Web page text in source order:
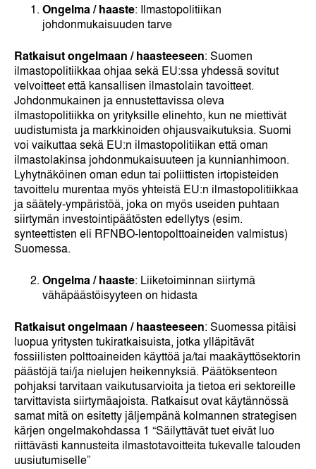
Ongelma / haaste: Ilmastopolitiikan
johdonmukaisuuden tarve
Ratkaisut ongelmaan / haasteeseen: Suomen
ilmastopolitiikkaa ohjaa sekä EU:ssa yhdessä sovitut
velvoitteet että kansallisen ilmastolain tavoitteet.
Johdonmukainen ja ennustettavissa oleva
ilmastopolitiikka on yrityksille elinehto, kun ne miettivät
uudistumista ja markkinoiden ohjausvaikutuksia. Suomi
voi vaikuttaa sekä EU:n ilmastopolitiikan että oman
ilmastolakinsa johdonmukaisuuteen ja kunnianhimoon.
Lyhytnäköinen oman edun tai poliittisten irtopisteiden
tavoittelu murentaa myös yhteistä EU:n ilmastopolitiikkaa
ja säätely-ympäristöä, joka on myös useiden puhtaan
siirtymän investointipäätösten edellytys (esim.
synteettisten eli RFNBO-lentopolttoaineiden valmistus)
Suomessa.
Ongelma / haaste: Liiketoiminnan siirtymä
vähäpäästöisyyteen on hidasta
Ratkaisut ongelmaan / haasteeseen: Suomessa pitäisi
luopua yritysten tukiratkaisuista, jotka ylläpitävät
fossiilisten polttoaineiden käyttöä ja/tai maakäyttösektorin
päästöjä tai/ja nielujen heikennyksiä. Päätöksenteon
pohjaksi tarvitaan vaikutusarvioita ja tietoa eri sektoreille
tarvittavista siirtymäajoista. Ratkaisut ovat käytännössä
samat mitä on esitetty jäljempänä kolmannen strategisen
kärjen ongelmakohdassa 1 “Säilyttävät tuet eivät luo
riittävästi kannusteita ilmastotavoitteita tukevalle talouden
uusiutumiselle”